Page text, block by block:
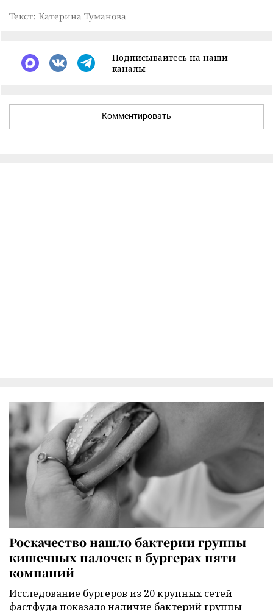
Текст: Катерина Туманова
Подписывайтесь на наши
каналы
Комментировать
Роскачество нашло бактерии группы
кишечных палочек в бургерах пяти
компаний
Исследование бургеров из 20 крупных сетей
фастфуда показало наличие бактерий группы